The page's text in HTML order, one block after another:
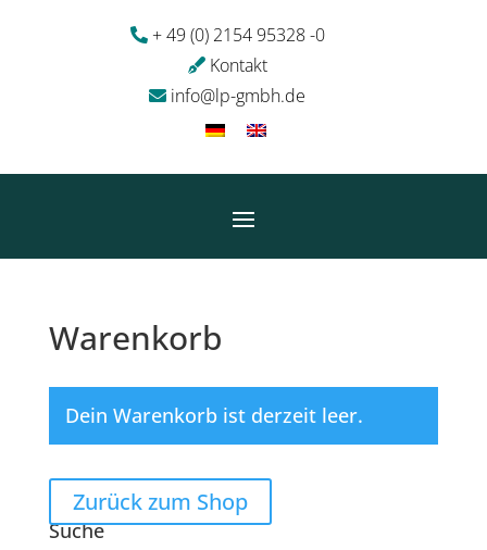
+ 49 (0) 2154 95328 -0
Kontakt
info@lp-gmbh.de
Warenkorb
Dein Warenkorb ist derzeit leer.
Zurück zum Shop
Suche